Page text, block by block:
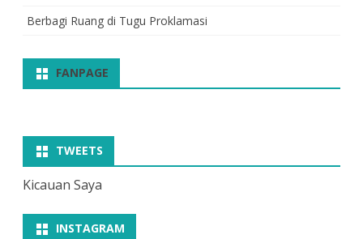
Berbagi Ruang di Tugu Proklamasi
FANPAGE
TWEETS
Kicauan Saya
INSTAGRAM